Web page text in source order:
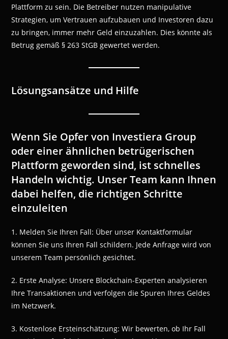
Plattform zu sein. Die Betreiber nutzen manipulative
Strategien, um Vertrauen aufzubauen und Investoren dazu
zu bringen, immer mehr Geld einzuzahlen. Dies könnte als
Betrug gemäß § 263 StGB gewertet werden.
Lösungsansätze und Hilfe
Wenn Sie Opfer von Investiera Group
oder einer ähnlichen betrügerischen
Plattform geworden sind, ist schnelles
Handeln wichtig. Unser Team kann Ihnen
dabei helfen, die richtigen Schritte
einzuleiten
1. Melden Sie Ihren Fall: Über unser Kontaktformular
können Sie uns Ihren Fall schildern. Jede Anfrage wird von
unserem Team persönlich gesichtet.
2. Erste Analyse: Unsere Blockchain-Experten analysieren
Ihre Transaktionen und verfolgen die Spuren Ihres Geldes
im Netzwerk.
3. Kostenlose Ersteinschätzung: Wir bewerten, ob Ihr Fall